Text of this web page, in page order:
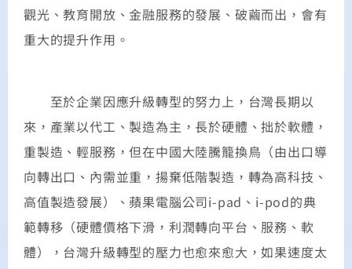
觀光、教育開放、金融服務的發展、破繭而出，會有
重大的提升作用。
至於企業因應升級轉型的努力上，台灣長期以
來，產業以代工、製造為主，長於硬體、拙於軟體，
重製造、輕服務，但在中國大陸騰籠換鳥（由出口導
向轉出口、內需並重，揚棄低階製造，轉為高科技、
高值製造發展）、蘋果電腦公司i-pad、i-pod的典
範轉移（硬體價格下滑，利潤轉向平台、服務、軟
體），台灣升級轉型的壓力也愈來愈大，如果速度太